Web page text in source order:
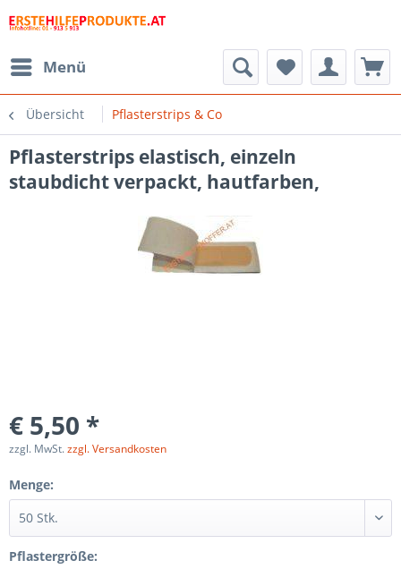
Menü
Übersicht Pflasterstrips & Co
Pflasterstrips elastisch, einzeln
staubdicht verpackt, hautfarben,
€ 5,50 *
zzgl. MwSt.zzgl. Versandkosten
Menge:
Pflastergröße: